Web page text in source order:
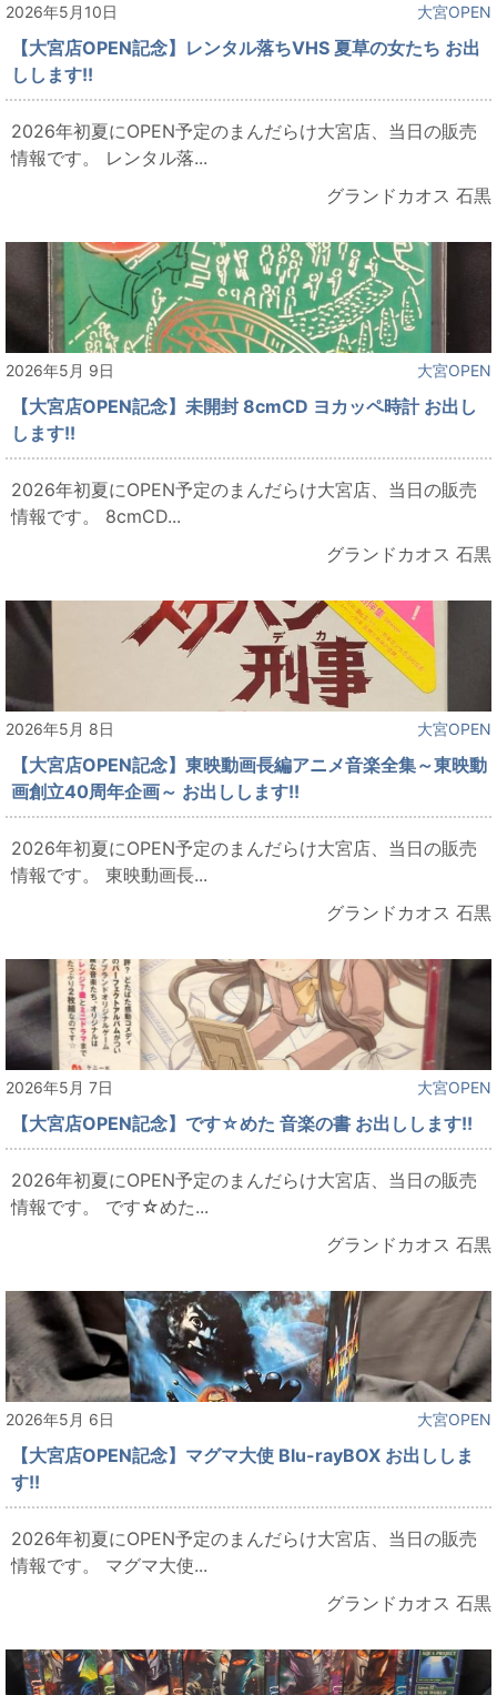
2026年5月10日 大宮OPEN
【大宮店OPEN記念】レンタル落ちVHS 夏草の女たち お出
しします!!
2026年初夏にOPEN予定のまんだらけ大宮店、当日の販売
情報です。 レンタル落...
グランドカオス 石黒
2026年5月 9日 大宮OPEN
【大宮店OPEN記念】未開封 8cmCD ヨカッペ時計 お出し
します!!
2026年初夏にOPEN予定のまんだらけ大宮店、当日の販売
情報です。 8cmCD...
グランドカオス 石黒
2026年5月 8日 大宮OPEN
【大宮店OPEN記念】東映動画長編アニメ音楽全集～東映動
画創立40周年企画～ お出しします!!
2026年初夏にOPEN予定のまんだらけ大宮店、当日の販売
情報です。 東映動画長...
グランドカオス 石黒
2026年5月 7日 大宮OPEN
【大宮店OPEN記念】です☆めた 音楽の書 お出しします!!
2026年初夏にOPEN予定のまんだらけ大宮店、当日の販売
情報です。 です☆めた...
グランドカオス 石黒
2026年5月 6日 大宮OPEN
【大宮店OPEN記念】マグマ大使 Blu-rayBOX お出ししま
す!!
2026年初夏にOPEN予定のまんだらけ大宮店、当日の販売
情報です。 マグマ大使...
グランドカオス 石黒